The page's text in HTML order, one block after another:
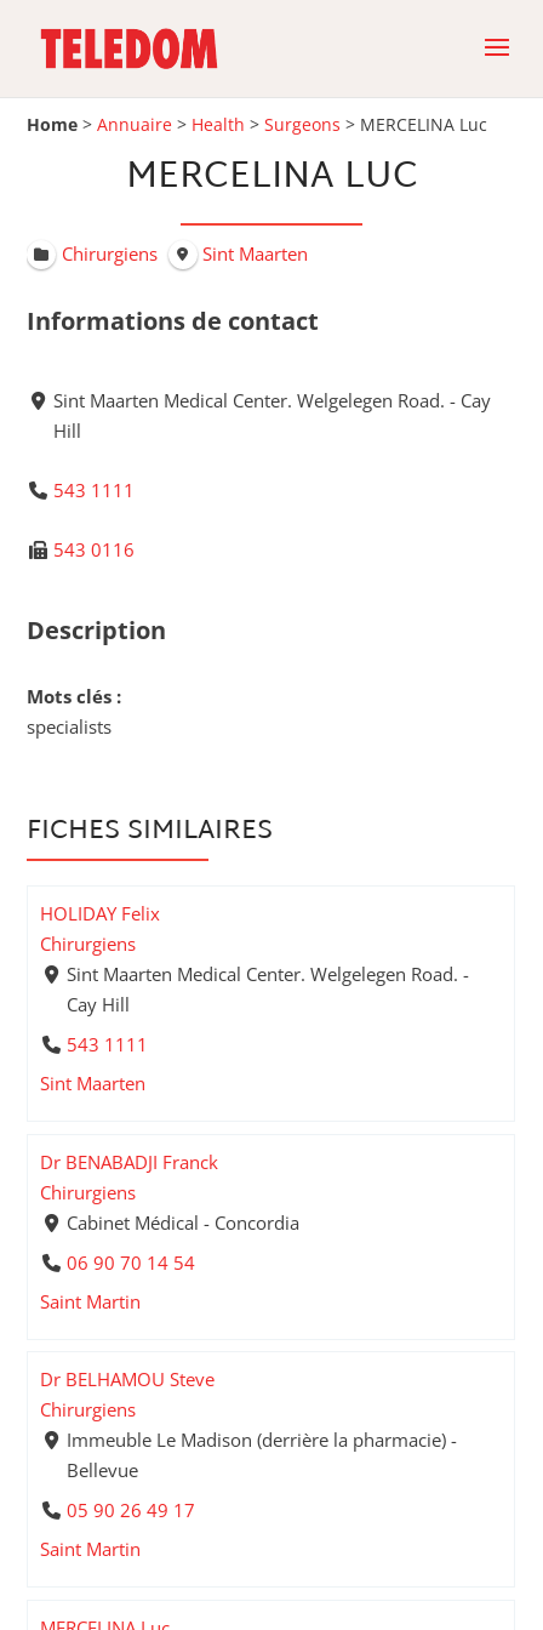
Home >Annuaire > Health >Surgeons > MERCELINA Luc
MERCELINA LUC
Chirurgiens Sint Maarten
Informations de contact
Sint Maarten Medical Center. Welgelegen Road. - Cay
Hill
543 1111
543 0116
Description
Mots clés :
specialists
FICHES SIMILAIRES
HOLIDAY Felix
Chirurgiens
Sint Maarten Medical Center. Welgelegen Road. -
Cay Hill
543 1111
Sint Maarten
Dr BENABADJI Franck
Chirurgiens
Cabinet Médical - Concordia
06 90 70 14 54
Saint Martin
Dr BELHAMOU Steve
Chirurgiens
Immeuble Le Madison (derrière la pharmacie) -
Bellevue
05 90 26 49 17
Saint Martin